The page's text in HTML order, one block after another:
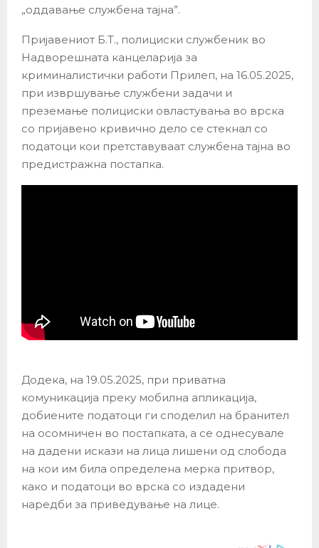
„оддавање службена тајна”.
Пријавениот Б.Т., полициски службеник во
Надворешната канцеларија за
криминалистички работи Прилеп, на 16.05.2025,
при извршување службени задачи и
преземање полициски овластувања во врска
со пријавено кривично дело се стекнал со
податоци кои претставуваат службена тајна во
предистражна постапка.
Додека, на 19.05.2025, при приватна
комуникација преку мобилна апликација,
добиените податоци ги споделил на бранител
на осомничен во постапката, а се однесувале
на дадени искази на лица лишени од слобода
на кои им била определена мерка притвор,
како и податоци во врска со издадени
наредби за приведување на лице.